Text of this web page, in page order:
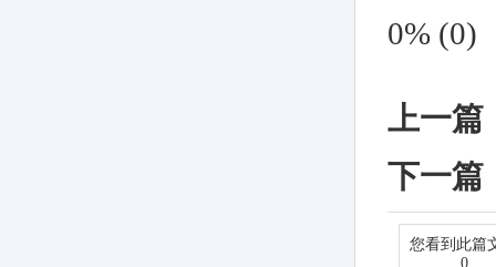
0% (0)
上一篇
下一篇
您看到此篇
0